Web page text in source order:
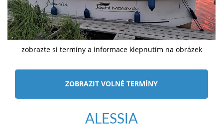
zobrazte si termíny a informace klepnutím na obrázek
ZOBRAZIT VOLNÉ TERMÍNY
ALESSIA